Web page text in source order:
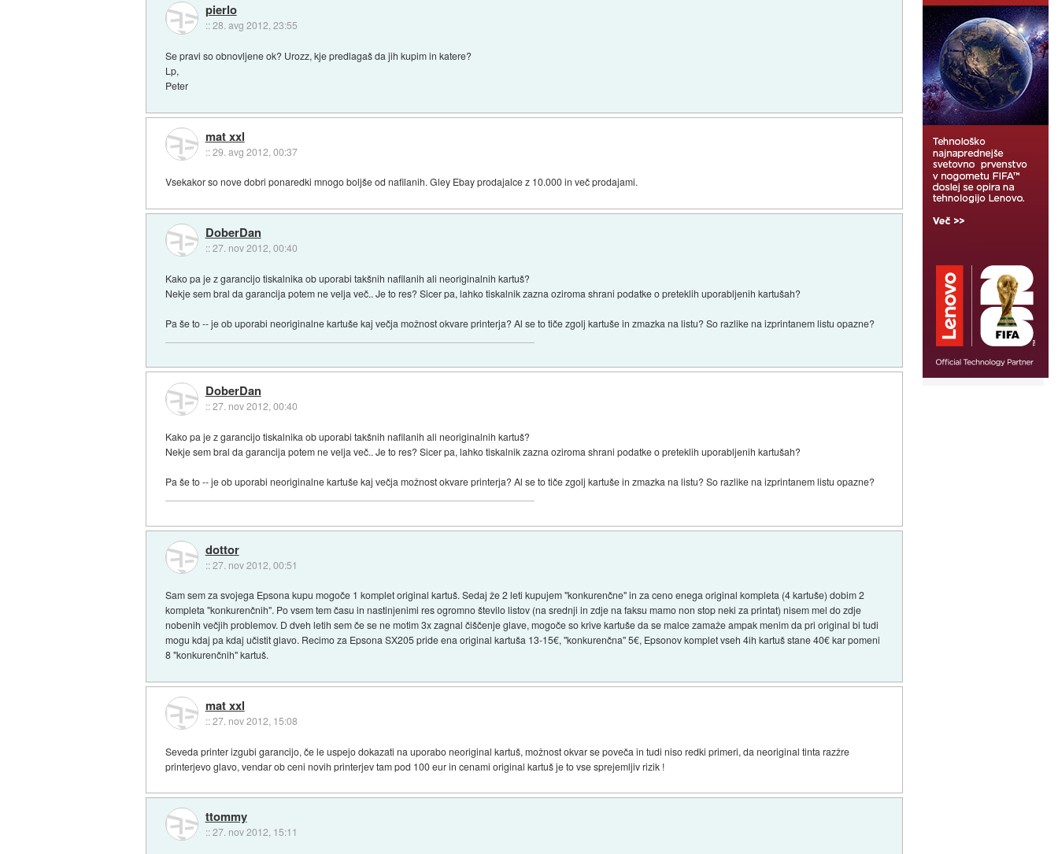
pierlo
::28. avg 2012, 23:55
Se pravi so obnovljene ok? Urozz, kje predlagaš da jih kupim in katere?
Lp,
Peter
mat xxl
::29. avg 2012, 00:37
Vsekakor so nove dobri ponaredki mnogo boljše od nafilanih. Gley Ebay prodajalce z 10.000 in več prodajami.
DoberDan
::27. nov 2012, 00:40
Kako pa je z garancijo tiskalnika ob uporabi takšnih nafilanih ali neoriginalnih kartuš?
Nekje sem bral da garancija potem ne velja več.. Je to res? Sicer pa, lahko tiskalnik zazna oziroma shrani podatke o preteklih uporabljenih kartušah?
Pa še to -- je ob uporabi neoriginalne kartuše kaj večja možnost okvare printerja? Al se to tiče zgolj kartuše in zmazka na listu? So razlike na izprintanem listu opazne?
DoberDan
::27. nov 2012, 00:40
Kako pa je z garancijo tiskalnika ob uporabi takšnih nafilanih ali neoriginalnih kartuš?
Nekje sem bral da garancija potem ne velja več.. Je to res? Sicer pa, lahko tiskalnik zazna oziroma shrani podatke o preteklih uporabljenih kartušah?
Pa še to -- je ob uporabi neoriginalne kartuše kaj večja možnost okvare printerja? Al se to tiče zgolj kartuše in zmazka na listu? So razlike na izprintanem listu opazne?
dottor
::27. nov 2012, 00:51
Sam sem za svojega Epsona kupu mogoče 1 komplet original kartuš. Sedaj že 2 leti kupujem "konkurenčne" in za ceno enega original kompleta (4 kartuše) dobim 2
kompleta "konkurenčnih". Po vsem tem času in nastinjenimi res ogromno število listov (na srednji in zdje na faksu mamo non stop neki za printat) nisem mel do zdje
nobenih večjih problemov. D dveh letih sem če se ne motim 3x zagnal čiščenje glave, mogoče so krive kartuše da se malce zamaže ampak menim da pri original bi tudi
mogu kdaj pa kdaj učistit glavo. Recimo za Epsona SX205 pride ena original kartuša 13-15€, "konkurenčna" 5€, Epsonov komplet vseh 4ih kartuš stane 40€ kar pomeni
8 "konkurenčnih" kartuš.
mat xxl
::27. nov 2012, 15:08
Seveda printer izgubi garancijo, če le uspejo dokazati na uporabo neoriginal kartuš, možnost okvar se poveča in tudi niso redki primeri, da neoriginal tinta razžre
printerjevo glavo, vendar ob ceni novih printerjev tam pod 100 eur in cenami original kartuš je to vse sprejemljiv rizik !
ttommy
::27. nov 2012, 15:11